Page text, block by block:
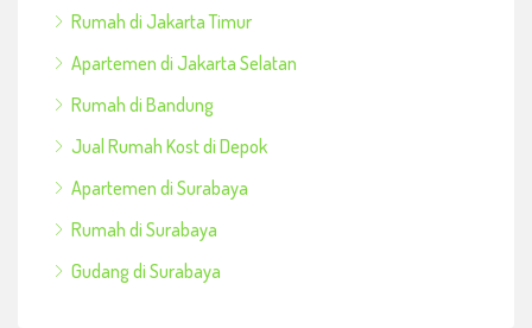
Rumah di Jakarta Timur
Apartemen di Jakarta Selatan
Rumah di Bandung
Jual Rumah Kost di Depok
Apartemen di Surabaya
Rumah di Surabaya
Gudang di Surabaya